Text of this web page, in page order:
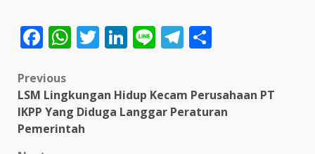
Facebook
WhatsApp
Twitter
LinkedIn
LineTelegram
Post
navigation
Previous
LSM Lingkungan Hidup Kecam Perusahaan PT
IKPP Yang Diduga Langgar Peraturan
Pemerintah